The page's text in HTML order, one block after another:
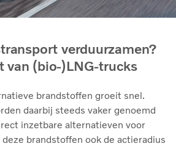
verduurzamen?
van (bio-)LNG-trucks
brandstoffen groeit snel.
daarbij steeds vaker genoemd
inzetbare alternatieven voor
brandstoffen ook de actieradius